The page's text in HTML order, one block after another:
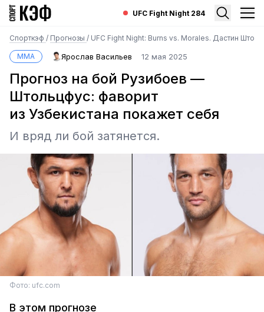
UFC Fight Night 284
Спорткэф / Прогнозы / UFC Fight Night: Burns vs. Morales. Дастин
MMA Ярослав Васильев 12 мая 2025
Прогноз на бой Рузибоев —
Штольцфус: фаворит
из Узбекистана покажет себя
И вряд ли бой затянется.
Фото: ufc.com
В этом прогнозе